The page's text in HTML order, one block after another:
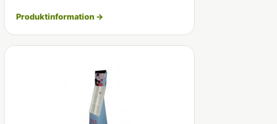
Produktinformation →